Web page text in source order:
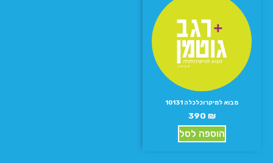
מבוא למיקרוכלכלה 10131
390 ₪
הוספה לסל